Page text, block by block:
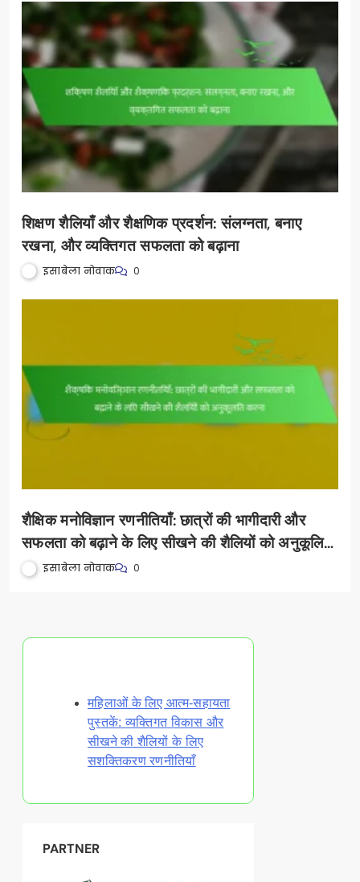
शिक्षण शैलियाँ और शैक्षणिक प्रदर्शन: संलग्नता, बनाए
रखना, और व्यक्तिगत सफलता को बढ़ाना
इसाबेला नोवाक 0
शैक्षिक मनोविज्ञान रणनीतियाँ: छात्रों की भागीदारी और
सफलता को बढ़ाने के लिए सीखने की शैलियों को अनुकूलित
करनाइसाबेला नोवाक 0
महिलाओं के लिए आत्म-सहायता
पुस्तकें: व्यक्तिगत विकास और
सीखने की शैलियों के लिए
सशक्तिकरण रणनीतियाँ
PARTNER